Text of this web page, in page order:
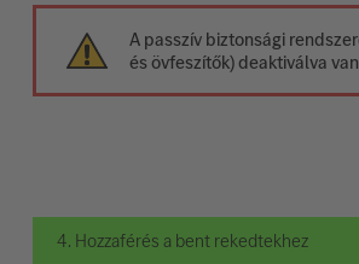
A passzív biztonsági
és övfeszítők) deaktiválva
4. Hozzaférés a bent rekedtekhez